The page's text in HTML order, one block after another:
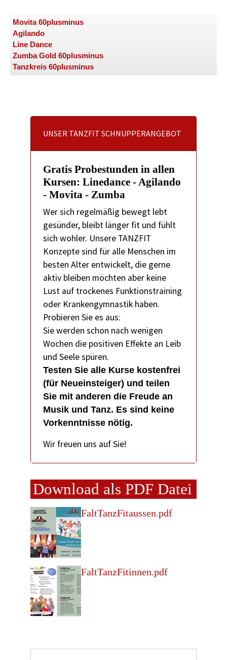
Movita 60plusminus
Agilando
Line Dance
Zumba Gold 60plusminus
Tanzkreis 60plusminus
UNSER TANZFIT SCHNUPPERANGEBOT
Gratis Probestunden in allen
Kursen: Linedance - Agilando
- Movita - Zumba
Wer sich regelmäßig bewegt lebt
gesünder, bleibt länger fit und fühlt
sich wohler. Unsere TANZFIT
Konzepte sind für alle Menschen im
besten Alter entwickelt, die gerne
aktiv bleiben möchten aber keine
Lust auf trockenes Funktionstraining
oder Krankengymnastik haben.
Probieren Sie es aus:
Sie werden schon nach wenigen
Wochen die positiven Effekte an Leib
und Seele spüren.
Testen Sie alle Kurse kostenfrei
(für Neueinsteiger) und teilen
Sie mit anderen die Freude an
Musik und Tanz. Es sind keine
Vorkenntnisse nötig.
Wir freuen uns auf Sie!
Download als PDF Datei
FaltTanzFitaussen.pdf
FaltTanzFitinnen.pdf